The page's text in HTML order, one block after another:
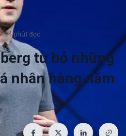
• 4 phút đọc
từ bỏ những
nhân hàng năm